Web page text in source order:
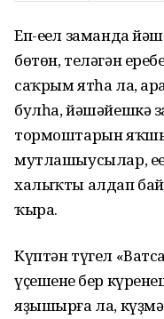
Еп-еңел заманда
бөтөн, теләгән
саҡрым ятһа ла,
булһа, йәшәйешкә
тормоштарын
мутлашыусылар,
халыҡты алдап
ҡыра.
Күптән түгел
үҫешенең бер
яҙышырға ла,